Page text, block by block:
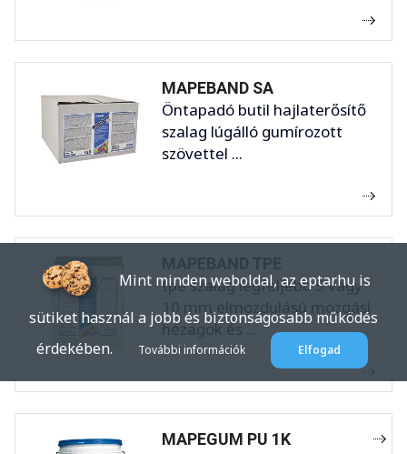
MAPEBAND SA
Öntapadó butil hajlaterősítő
szalag lúgálló gumírozott
szövettel ...
tpe szalag legfeljebb 5 vagy
10 mm elmozdulású mozgási
hézagok és ...
MAPEGUM PU 1K
Mint minden weboldal, az eptar.hu is
sütiket használ a jobb és biztonságosabb működés
érdekében.
További információk Elfogad